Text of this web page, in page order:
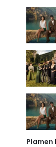
Plamen